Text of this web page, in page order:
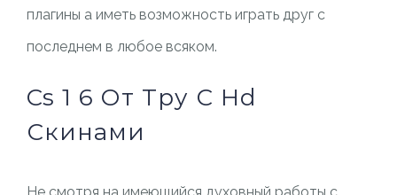
плагины а иметь возможность играть друг с
последнем в любое всяком.
Cs 1 6 От Тру С Hd
Скинами